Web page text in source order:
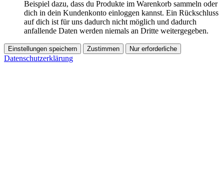
Beispiel dazu, dass du Produkte im Warenkorb sammeln oder
dich in dein Kundenkonto einloggen kannst. Ein Rückschluss
auf dich ist für uns dadurch nicht möglich und dadurch
anfallende Daten werden niemals an Dritte weitergegeben.
Einstellungen speichern Zustimmen Nur erforderliche
Datenschutzerklärung